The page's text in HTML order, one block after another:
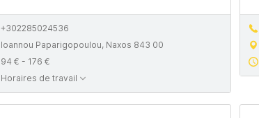
+302285024536
Ioannou Paparigopoulou, Naxos 843 00
94 € - 176 €
Horaires de travail